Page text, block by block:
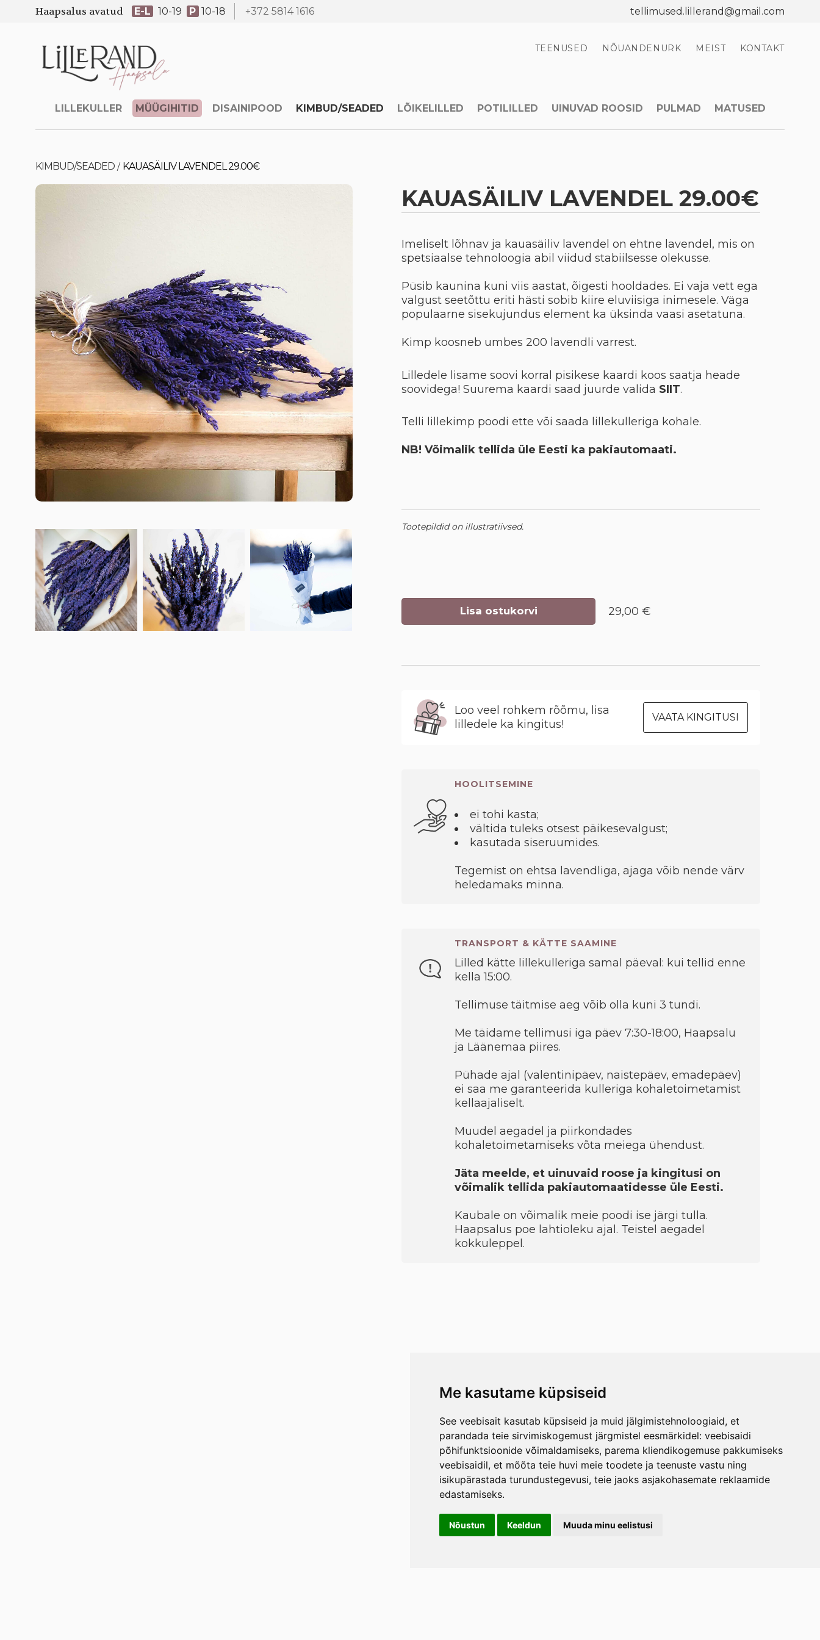
Me kasutame küpsiseid
See veebisait kasutab küpsiseid ja muid jälgimistehnoloogiaid, et
parandada teie sirvimiskogemust järgmistel eesmärkidel: veebisaidi
põhifunktsioonide võimaldamiseks, parema kliendikogemuse pakkumiseks
veebisaidil, et mõõta teie huvi meie toodete ja teenuste vastu ning
isikupärastada turundustegevusi, teie jaoks asjakohasemate reklaamide
edastamiseks.
Nõustun Keeldun Muuda minu eelistusi
Haapsalus avatud E-L 10-19 P 10-18 +372 5814 1616 tellimused.lillerand@gmail.com
TEENUSED NÕUANDENURK MEIST KONTAKT
LILLEKULLER MÜÜGIHITID DISAINIPOOD KIMBUD/SEADED LÕIKELILLED POTILILLED UINUVAD ROOSID PULMAD MATUSED
KIMBUD/SEADED / KAUASÄILIV LAVENDEL 29.00€
KAUASÄILIV LAVENDEL 29.00€
Imeliselt lõhnav ja kauasäiliv lavendel on ehtne lavendel, mis on
spetsiaalse tehnoloogia abil viidud stabiilsesse olekusse.
Püsib kaunina kuni viis aastat, õigesti hooldades. Ei vaja vett ega
valgust seetõttu eriti hästi sobib kiire eluviisiga inimesele. Väga
populaarne sisekujundus element ka üksinda vaasi asetatuna.
Kimp koosneb umbes 200 lavendli varrest.
Lilledele lisame soovi korral pisikese kaardi koos saatja heade
soovidega! Suurema kaardi saad juurde valida SIIT.
Telli lillekimp poodi ette või saada lillekulleriga kohale.
NB! Võimalik tellida üle Eesti ka pakiautomaati.
Tootepildid on illustratiivsed.
Lisa ostukorvi 29,00 €
Loo veel rohkem rõõmu, lisa
lilledele ka kingitus!
VAATA KINGITUSI
HOOLITSEMINE
ei tohi kasta;
vältida tuleks otsest päikesevalgust;
kasutada siseruumides.
Tegemist on ehtsa lavendliga, ajaga võib nende värv
heledamaks minna.
TRANSPORT & KÄTTE SAAMINE
Lilled kätte lillekulleriga samal päeval: kui tellid enne
kella 15:00.
Tellimuse täitmise aeg võib olla kuni 3 tundi.
Me täidame tellimusi iga päev 7:30-18:00, Haapsalu
ja Läänemaa piires.
Pühade ajal (valentinipäev, naistepäev, emadepäev)
ei saa me garanteerida kulleriga kohaletoimetamist
kellaajaliselt.
Muudel aegadel ja piirkondades
kohaletoimetamiseks võta meiega ühendust.
Jäta meelde, et uinuvaid roose ja kingitusi on
võimalik tellida pakiautomaatidesse üle Eesti.
Kaubale on võimalik meie poodi ise järgi tulla.
Haapsalus poe lahtioleku ajal. Teistel aegadel
kokkuleppel.